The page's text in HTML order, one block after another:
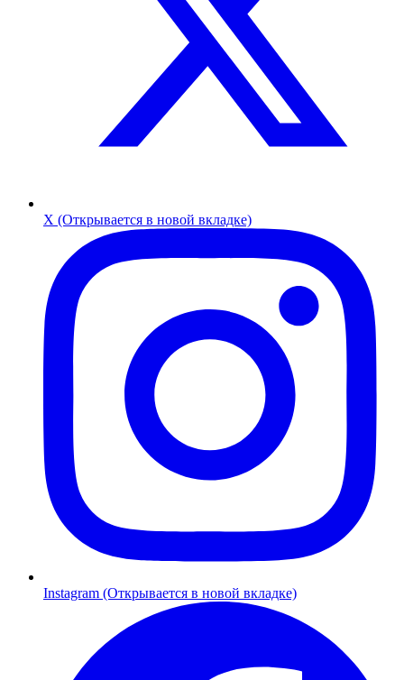
X (Открывается в новой вкладке)
Instagram (Открывается в новой вкладке)